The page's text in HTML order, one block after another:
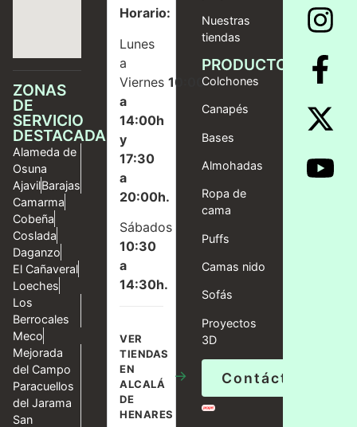
ZONAS
DE
SERVICIO
DESTACADAS
Alameda de
Osuna
AjavilBarajas
Camarma
Cobeña
Coslada
Daganzo
El Cañaveral
Loeches
Los
Berrocales
Meco
Mejorada
del Campo
Paracuellos
del Jarama
San
Horario:
Lunes
a
Viernes10:00
a
14:00h
y
17:30
a
20:00h.
Sábados
10:30
a
14:30h.
VER
TIENDAS
EN
ALCALÁ
DE
HENARES
→
Nuestras
tiendas
PRODUCTOS
Colchones
Canapés
Bases
Almohadas
Ropa de
cama
Puffs
Camas nido
Sofás
Proyectos
3D
Contáctanos